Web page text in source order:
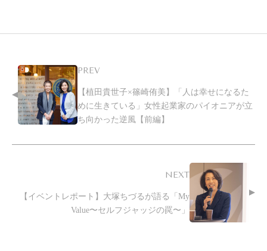
PREV
【植田貴世子×篠崎侑美】「人は幸せになるた
めに生きている」女性起業家のパイオニアが立
ち向かった逆風【前編】
NEXT
【イベントレポート】大塚ちづるが語る「My
Value〜セルフジャッジの罠〜」